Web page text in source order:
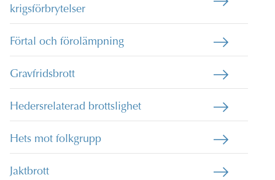
krigsförbrytelser
Förtal och förolämpning
Gravfridsbrott
Hedersrelaterad brottslighet
Hets mot folkgrupp
Jaktbrott